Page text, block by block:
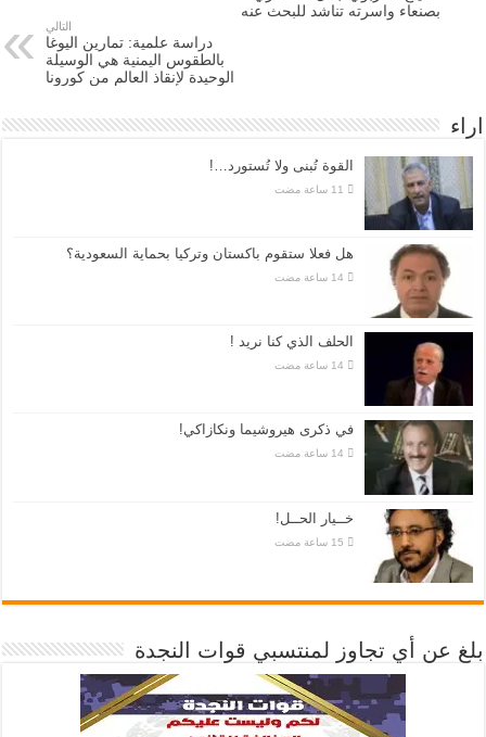
بصنعاء واسرته تناشد للبحث عنه
التالي
دراسة علمية: تمارين اليوغا
بالطقوس اليمنية هي الوسيلة
الوحيدة لإنقاذ العالم من كورونا
اراء
القوة تُبنى ولا تُستورد…!
هل فعلا ستقوم باكستان وتركيا بحماية السعودية؟
الحلف الذي كنا نريد !
في ذكرى هيروشيما ونكازاكي!
خــيار الحــل!
بلغ عن أي تجاوز لمنتسبي قوات النجدة